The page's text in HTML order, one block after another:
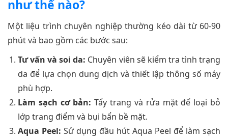
như thế nào?
Một liệu trình chuyên nghiệp thường kéo dài từ 60-90
phút và bao gồm các bước sau:
Tư vấn và soi da: Chuyên viên sẽ kiểm tra tình trạng
da để lựa chọn dung dịch và thiết lập thông số máy
phù hợp.
Làm sạch cơ bản: Tẩy trang và rửa mặt để loại bỏ
lớp trang điểm và bụi bẩn bề mặt.
Aqua Peel: Sử dụng đầu hút Aqua Peel để làm sạch